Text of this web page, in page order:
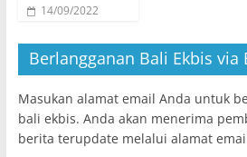
14/09/2022
Berlangganan Bali Ekbis via
Masukan alamat email Anda untuk
bali ekbis. Anda akan menerima
berita terupdate melalui alamat